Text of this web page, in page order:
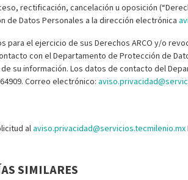
rectificación, cancelación u oposición
Datos Personales a la dirección electrónica
el ejercicio de sus Derechos ARCO y/o
con el Departamento de Protección de
su información. Los datos de contacto del
Correo electrónico:
al aviso.privacidad@servicios.tecmilenio.mx
SIMILARES